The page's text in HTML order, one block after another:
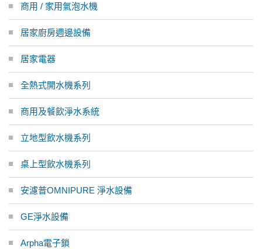
商用 / 家用氣泡水機
居家廚房週邊設備
居家電器
全熱式開水機系列
商用及餐飲淨水系統
立地型飲水機系列
桌上型飲水機系列
安濾普OMNIPURE 淨水設備
GE淨水設備
Arpha電子鎖